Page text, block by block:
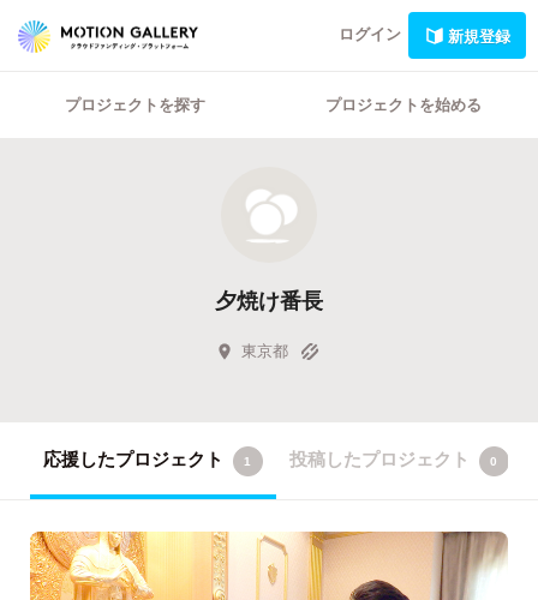
ログイン 新規登録
プロジェクトを探す プロジェクトを始める
夕焼け番長
東京都
応援したプロジェクト 1 投稿したプロジェクト 0